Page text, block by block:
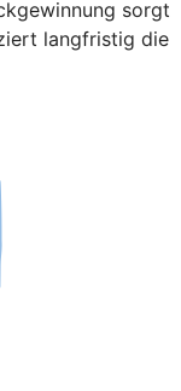
sorgt
langfristig die